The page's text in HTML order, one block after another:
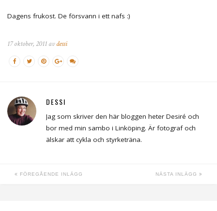
Dagens frukost. De försvann i ett nafs :)
17 oktober, 2011 avdessi
DESSI
Jag som skriver den här bloggen heter Desiré och
bor med min sambo i Linköping. Är fotograf och
älskar att cykla och styrketräna.
FÖREGÅENDE INLÄGG NÄSTA INLÄGG